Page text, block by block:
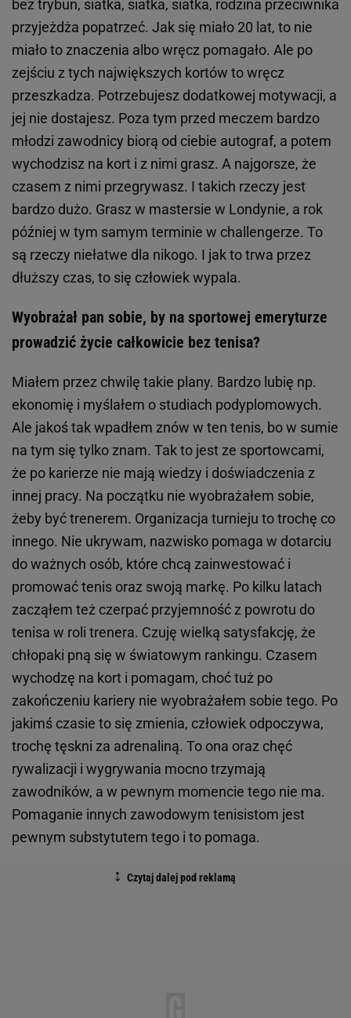
bez trybun, siatka, siatka, siatka, rodzina przeciwnika
przyjeżdża popatrzeć. Jak się miało 20 lat, to nie
miało to znaczenia albo wręcz pomagało. Ale po
zejściu z tych największych kortów to wręcz
przeszkadza. Potrzebujesz dodatkowej motywacji, a
jej nie dostajesz. Poza tym przed meczem bardzo
młodzi zawodnicy biorą od ciebie autograf, a potem
wychodzisz na kort i z nimi grasz. A najgorsze, że
czasem z nimi przegrywasz. I takich rzeczy jest
bardzo dużo. Grasz w mastersie w Londynie, a rok
później w tym samym terminie w challengerze. To
są rzeczy niełatwe dla nikogo. I jak to trwa przez
dłuższy czas, to się człowiek wypala.
Wyobrażał pan sobie, by na sportowej emeryturze
prowadzić życie całkowicie bez tenisa?
Miałem przez chwilę takie plany. Bardzo lubię np.
ekonomię i myślałem o studiach podyplomowych.
Ale jakoś tak wpadłem znów w ten tenis, bo w sumie
na tym się tylko znam. Tak to jest ze sportowcami,
że po karierze nie mają wiedzy i doświadczenia z
innej pracy. Na początku nie wyobrażałem sobie,
żeby być trenerem. Organizacja turnieju to trochę co
innego. Nie ukrywam, nazwisko pomaga w dotarciu
do ważnych osób, które chcą zainwestować i
promować tenis oraz swoją markę. Po kilku latach
zacząłem też czerpać przyjemność z powrotu do
tenisa w roli trenera. Czuję wielką satysfakcję, że
chłopaki pną się w światowym rankingu. Czasem
wychodzę na kort i pomagam, choć tuż po
zakończeniu kariery nie wyobrażałem sobie tego. Po
jakimś czasie to się zmienia, człowiek odpoczywa,
trochę tęskni za adrenaliną. To ona oraz chęć
rywalizacji i wygrywania mocno trzymają
zawodników, a w pewnym momencie tego nie ma.
Pomaganie innych zawodowym tenisistom jest
pewnym substytutem tego i to pomaga.